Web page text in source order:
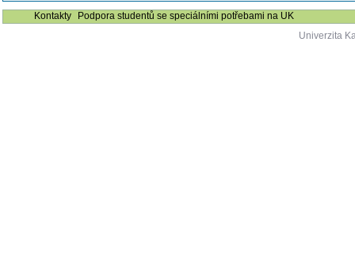
Kontakty
Podpora studentů se speciálními potřebami na UK
Univerzita